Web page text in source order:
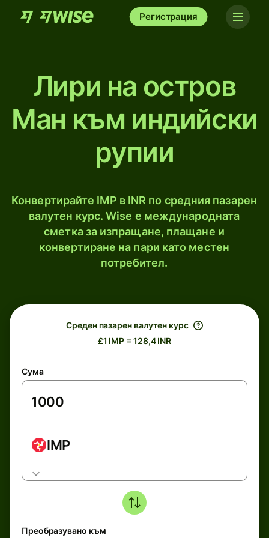
Регистрация
Лири на остров
Ман към индийски
рупии
Конвертирайте IMP в INR по средния пазарен
валутен курс. Wise е международната
сметка за изпращане, плащане и
конвертиране на пари като местен
потребител.
Среден пазарен валутен курс
£1 IMP = 128,4 INR
Сума
IMP
Преобразувано към